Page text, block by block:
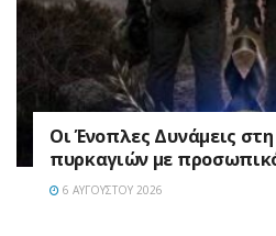
Οι Ένοπλες Δυνάμεις
πυρκαγιών με
6 ΑΥΓΟΎΣΤΟΥ 2026